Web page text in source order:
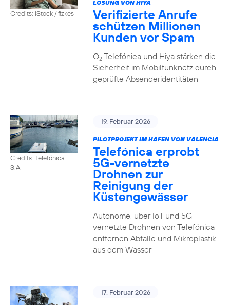
Credits: iStock / fizkes
LÖSUNG VON HIYA
Verifizierte Anrufe
schützen Millionen
Kunden vor Spam
O2Telefónica und Hiya stärken die
Sicherheit im Mobilfunknetz durch
geprüfte Absenderidentitäten
Credits: Telefónica
S.A.
19. Februar 2026
PILOTPROJEKT IM HAFEN VON VALENCIA
Telefónica erprobt
5G-vernetzte
Drohnen zur
Reinigung der
Küstengewässer
Autonome, über IoT und 5G
vernetzte Drohnen von Telefónica
entfernen Abfälle und Mikroplastik
aus dem Wasser
17. Februar 2026